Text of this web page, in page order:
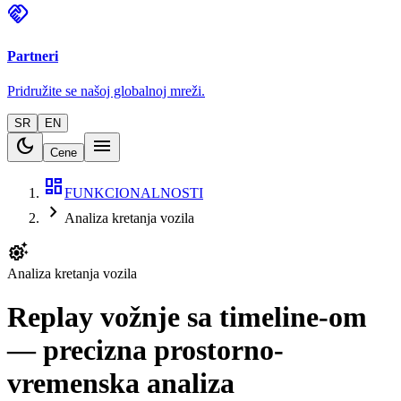
handshake
Partneri
Pridružite se našoj globalnoj mreži.
SR EN
dark_mode Cene
menu
dashboardFUNKCIONALNOSTI
chevron_right Analiza kretanja vozila
settings_suggest
Analiza kretanja vozila
Replay vožnje sa timeline-om
— precizna prostorno-
vremenska analiza